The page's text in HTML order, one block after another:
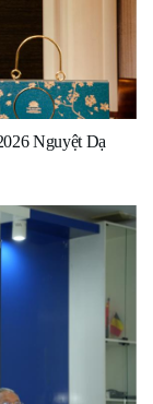
Nguyệt Dạ